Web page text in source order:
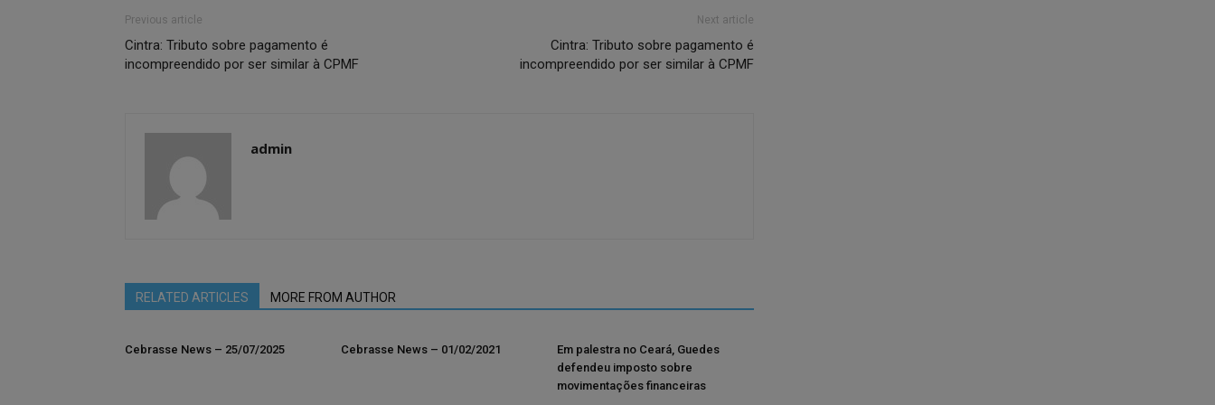
Previous article
Cintra: Tributo sobre pagamento é
incompreendido por ser similar à CPMF
Next article
Cintra: Tributo sobre pagamento é
incompreendido por ser similar à CPMF
admin
RELATED ARTICLES MORE FROM AUTHOR
Cebrasse News – 25/07/2025 Cebrasse News – 01/02/2021
Em palestra no Ceará, Guedes
defendeu imposto sobre
movimentações financeiras